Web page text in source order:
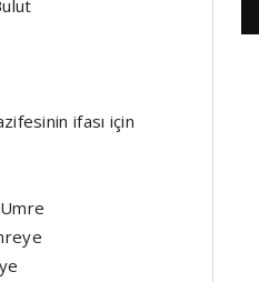
ifası için